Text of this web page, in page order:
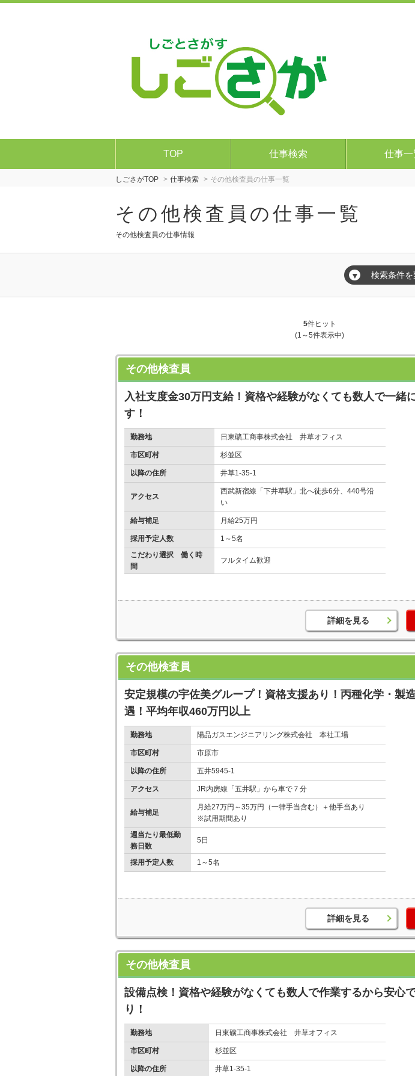
TOP 仕事検索 仕事一
しごさがTOP 仕事検索 その他検査員の仕事一覧
その他検査員の仕事一覧
その他検査員の仕事情報
▼ 検索条件を
5件ヒット
(1～5件表示中)
その他検査員
入社支度金30万円支給！資格や経験がなくても数人で一緒
す！
勤務地 日東礦工商事株式会社 井草オフィス
市区町村 杉並区
以降の住所 井草1-35-1
アクセス
西武新宿線「下井草駅」北へ徒歩6分、440号沿
い
給与補足 月給25万円
採用予定人数
1～5名
こだわり選択 働く時
間
フルタイム歓迎
詳細を見る
その他検査員
安定規模の宇佐美グループ！資格支援あり！丙種化学・製
遇！平均年収460万円以上
勤務地 陽品ガスエンジニアリング株式会社 本社工場
市区町村 市原市
以降の住所 五井5945-1
アクセス JR内房線「五井駅」から車で７分
給与補足
月給27万円～35万円（一律手当含む）＋他手当あり
※試用期間あり
週当たり最低勤
務日数
5日
採用予定人数 1～5名
詳細を見る
その他検査員
設備点検！資格や経験がなくても数人で作業するから安心
り！
勤務地 日東礦工商事株式会社 井草オフィス
市区町村 杉並区
以降の住所 井草1-35-1